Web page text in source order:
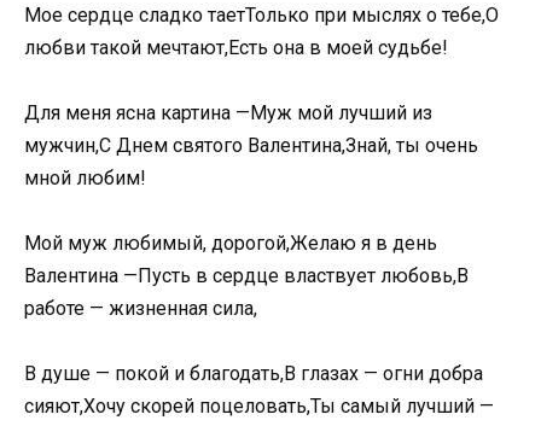
Мое сердце сладко таетТолько при мыслях о тебе,О
любви такой мечтают,Есть она в моей судьбе!
Для меня ясна картина —Муж мой лучший из
мужчин,С Днем святого Валентина,Знай, ты очень
мной любим!
Мой муж любимый, дорогой,Желаю я в день
Валентина —Пусть в сердце властвует любовь,В
работе — жизненная сила,
В душе — покой и благодать,В глазах — огни добра
сияют,Хочу скорей поцеловать,Ты самый лучший —